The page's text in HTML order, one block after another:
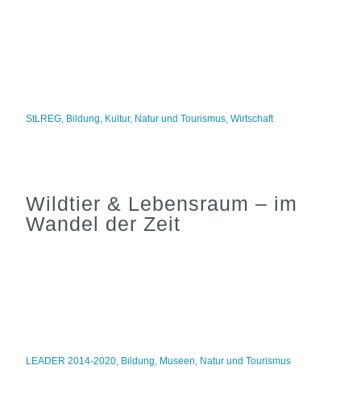
StLREG, Bildung, Kultur, Natur und Tourismus,Wirtschaft
Wildtier & Lebensraum – im
Wandel der Zeit
LEADER 2014-2020, Bildung, Museen, Natur und Tourismus